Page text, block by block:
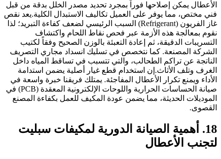
الأعطال يمكن إصلاحها فوراً بمجرد تحديد مصدر الخلل بدقة من قبل
فني مختص، مما يوفر على العميل تكاليف الاستبدال الكلية.يعد نقص
غاز الفريون (Refrigerant) السبب الرئيسي لضعف كفاءة التبريد؛ لذا
نقوم بمعالجة هذه الأزمة عبر فحص نقاط اللحام واكتشاف
التسريبات الدقيقة، ثم إعادة التعبئة بالوزن الصحيح وفقاً لكتيب
الشركة المصنعة. كما نتخصص في تسليك انسداد مجاري التصريف
الناتجة عن تراكم الطحالب، والتي تتسبب في تساقط المياه داخل
الغرف وتلف الأثاث.إن استخدام قطع غيار أصلية يضمن استدامة
الأداء ويمنع تكرار الأعطال المفاجئة. يمتلك فريقنا خبرة واسعة في
صيانة الحساسات الحرارية واللوحات الإلكترونية المعقدة (PCB) في
الموديلات الحديثة، مما يضمن عودة المكيف للعمل بكفاءة المصنع
القصوى.
18. أهمية الصيانة الدورية لمكيفات سبليت
لتجنب الأعطال